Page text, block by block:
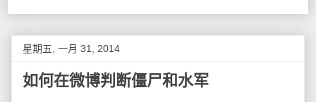
星期五, 一月 31, 2014
如何在微博判断僵尸和水军